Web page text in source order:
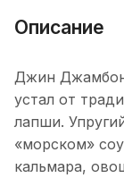
Описание
Джин
устал от
лапши.
«морском»
кальмара,